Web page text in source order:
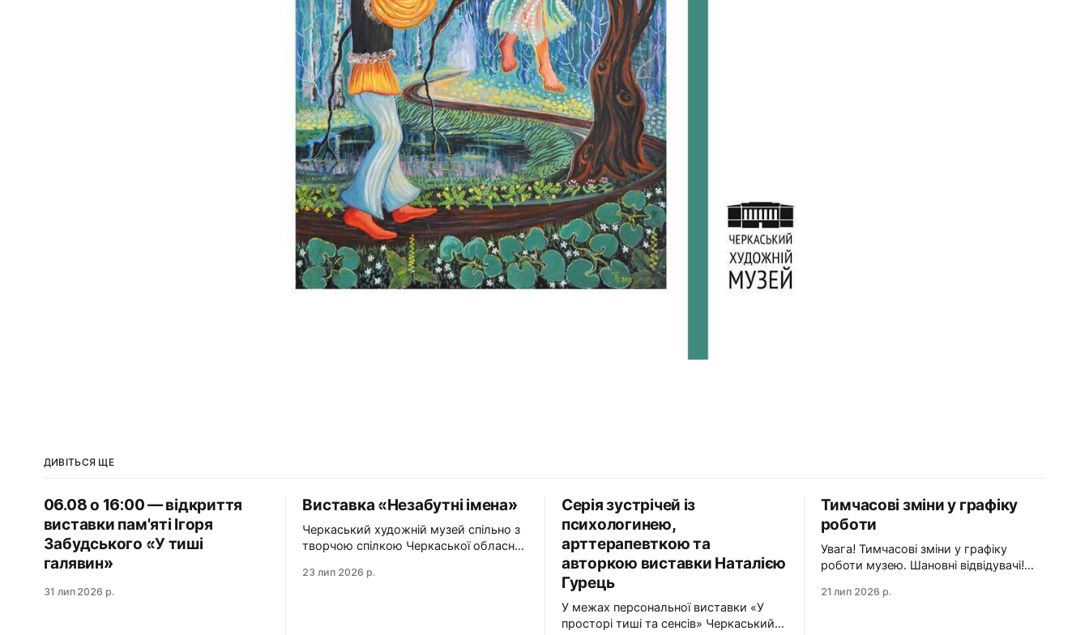
ДИВІТЬСЯ ЩЕ
06.08 о 16:00 — відкриття
виставки пам'яті Ігоря
Забудського «У тиші
галявин»
31 лип 2026 р.
Виставка «Незабутні імена»
Черкаський художній музей спільно з
творчою спілкою Черкаської обласної
художників України презентує
23 лип 2026 р.
Серія зустрічей із
психологинею,
арттерапевткою та
авторкою виставки Наталією
Гурець
У межах персональної виставки «У
просторі тиші та сенсів» Черкаський
Тимчасові зміни у графіку
роботи
Увага! Тимчасові зміни у графіку
роботи музею. Шановні відвідувачі!
планування візиту до Черкаського
21 лип 2026 р.